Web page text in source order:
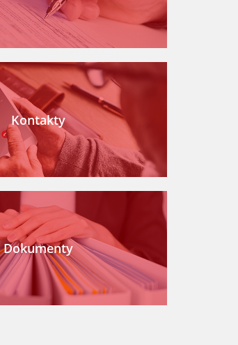
Kontakty
Dokumenty